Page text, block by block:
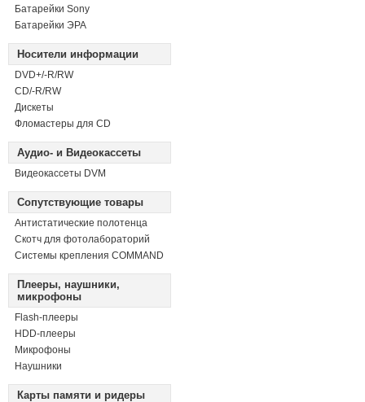
Батарейки Sony
Батарейки ЭРА
Носители информации
DVD+/-R/RW
СD/-R/RW
Дискеты
Фломастеры для CD
Аудио- и Видеокассеты
Видеокассеты DVM
Сопутствующие товары
Антистатические полотенца
Скотч для фотолабораторий
Системы крепления COMMAND
Плееры, наушники,
микрофоны
Flash-плееры
HDD-плееры
Микрофоны
Наушники
Карты памяти и ридеры